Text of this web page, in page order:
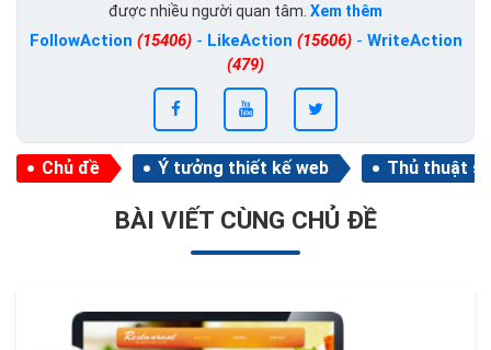
được nhiều người quan tâm. Xem thêm
FollowAction (15406)- LikeAction (15606)- WriteAction
(479)
Chủ đề Ý tưởng thiết kế web Thủ thuật
BÀI VIẾT CÙNG CHỦ ĐỀ